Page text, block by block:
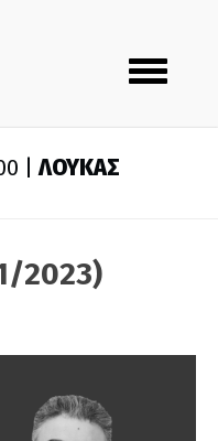
Toggle
navigation
|ΛΟΥΚΑΣ
2023)